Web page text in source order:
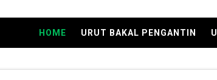
HOME URUT BAKAL PENGANTIN